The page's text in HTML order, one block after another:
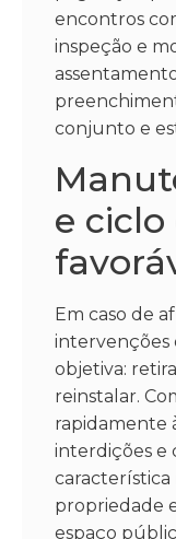
encontros
inspeção e
conjunto e
e ciclo
Em caso de
intervenções
objetiva:
reinstalar.
rapidamente
interdições e
propriedade
espaço